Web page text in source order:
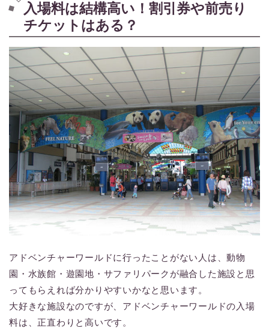
入場料は結構高い！割引券や前売り
チケットはある？
アドベンチャーワールドに行ったことがない人は、動物
園・水族館・遊園地・サファリパークが融合した施設と思
ってもらえれば分かりやすいかなと思います。
大好きな施設なのですが、アドベンチャーワールドの入場
料は、正直わりと高いです。